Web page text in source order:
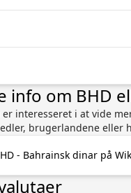
info om BHD
er interesseret i at vide
brugerlandene eller
- Bahrainsk dinar på